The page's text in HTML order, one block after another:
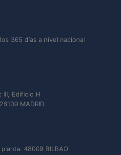
365 días a nivel nacional
III, Edificio H
MADRID
48009 BILBAO